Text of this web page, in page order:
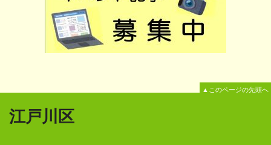
▲このページの先頭へ
江戸川区